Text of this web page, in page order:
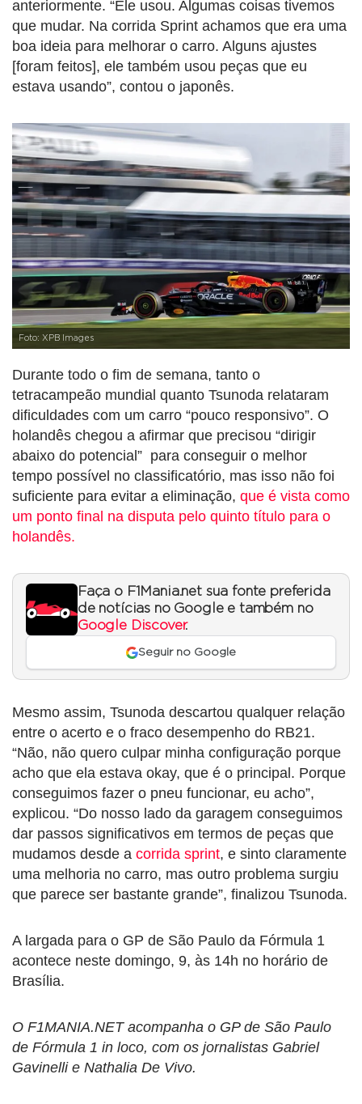
anteriormente. “Ele usou. Algumas coisas tivemos
que mudar. Na corrida Sprint achamos que era uma
boa ideia para melhorar o carro. Alguns ajustes
[foram feitos], ele também usou peças que eu
estava usando”, contou o japonês.
Foto: XPB Images
Durante todo o fim de semana, tanto o
tetracampeão mundial quanto Tsunoda relataram
dificuldades com um carro “pouco responsivo”. O
holandês chegou a afirmar que precisou “dirigir
abaixo do potencial” para conseguir o melhor
tempo possível no classificatório, mas isso não foi
suficiente para evitar a eliminação, que é vista como
um ponto final na disputa pelo quinto título para o
holandês.
Faça o F1Mania.net sua fonte preferida
de notícias no Google e também no
Google Discover.
Seguir no Google
Mesmo assim, Tsunoda descartou qualquer relação
entre o acerto e o fraco desempenho do RB21.
“Não, não quero culpar minha configuração porque
acho que ela estava okay, que é o principal. Porque
conseguimos fazer o pneu funcionar, eu acho”,
explicou. “Do nosso lado da garagem conseguimos
dar passos significativos em termos de peças que
mudamos desde a corrida sprint, e sinto claramente
uma melhoria no carro, mas outro problema surgiu
que parece ser bastante grande”, finalizou Tsunoda.
A largada para o GP de São Paulo da Fórmula 1
acontece neste domingo, 9, às 14h no horário de
Brasília.
O F1MANIA.NET acompanha o GP de São Paulo
de Fórmula 1 in loco, com os jornalistas Gabriel
Gavinelli e Nathalia De Vivo.